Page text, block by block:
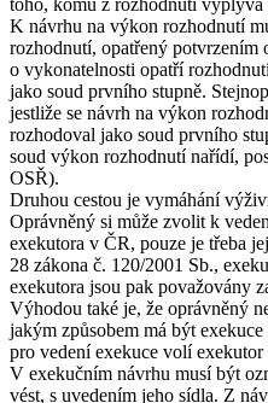
K návrhu na výkon rozhodnutí
rozhodnutí, opatřený potvrzením
o vykonatelnosti opatří
jako soud prvního stupně.
jestliže se návrh na výkon
rozhodoval jako soud prvního
soud výkon rozhodnutí nařídí,
OSŘ).
Druhou cestou je vymáhání
Oprávněný si může zvolit k
exekutora v ČR, pouze je třeba
28 zákona č. 120/2001 Sb.,
exekutora jsou pak považovány
Výhodou také je, že oprávněný
jakým způsobem má být
pro vedení exekuce volí
V exekučním návrhu musí být
vést, s uvedením jeho sídla. Z